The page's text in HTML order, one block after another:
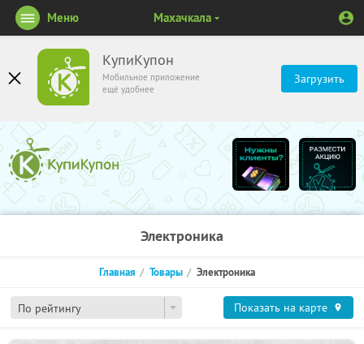
КупиКупон
Мобильное приложение
ещё удобнее
Загрузить
Меню Махачкала
Электроника
По рейтингу
Главная Товары Электроника
Показать на карте